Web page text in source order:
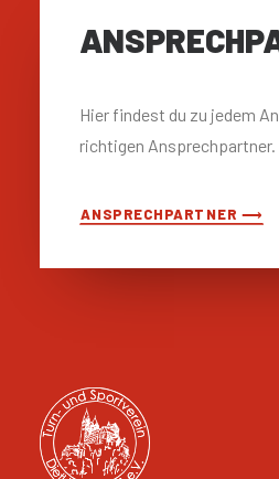
Hier findest du zu jedem
richtigen Ansprechpartner.
ANSPRECHPARTNER ⟶